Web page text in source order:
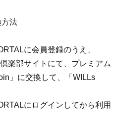
方法
に会員登録のうえ、
楽部サイトにて、プレミアム
」に交換して、「WILLs
にログインしてから利用